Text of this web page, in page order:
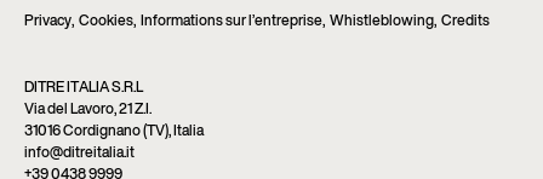
Privacy, Cookies, Informations sur l’entreprise, Whistleblowing, Credits
DITRE ITALIA S.R.L
Via del Lavoro, 21 Z.I.
31016 Cordignano (TV), Italia
info@ditreitalia.it
+39 0438 9999